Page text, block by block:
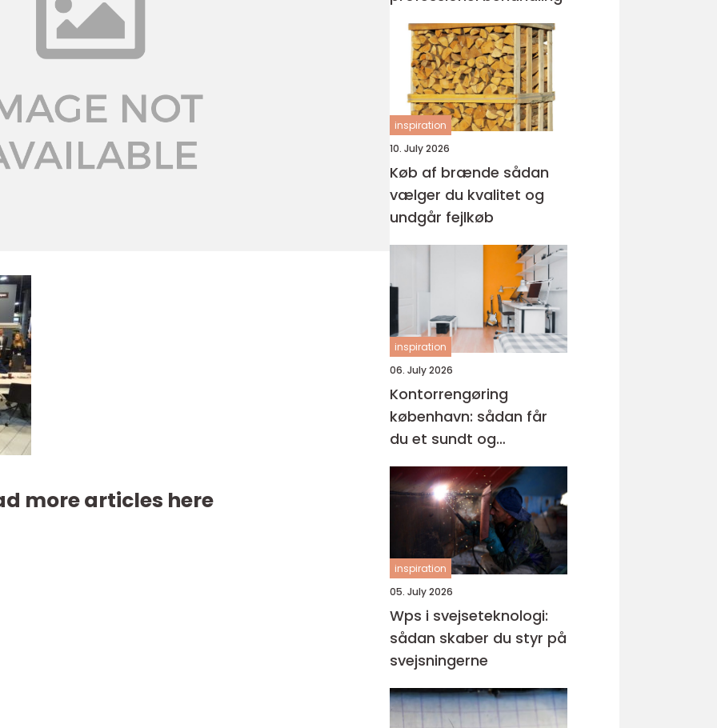
more articles here
inspiration
10. July 2026
Køb af brænde sådan
vælger du kvalitet og
undgår fejlkøb
inspiration
06. July 2026
Kontorrengøring
københavn: sådan får
du et sundt og
professionelt
arbejdsmiljø
inspiration
05. July 2026
Wps i svejseteknologi:
sådan skaber du styr på
svejsningerne